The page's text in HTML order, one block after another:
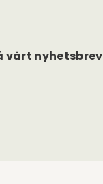
vårt nyhetsbrev